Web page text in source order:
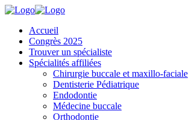
Accueil
Congrès 2025
Trouver un spécialiste
Spécialités affiliées
Chirurgie buccale et maxillo-faciale
Dentisterie Pédiatrique
Endodontie
Médecine buccale
Orthodontie